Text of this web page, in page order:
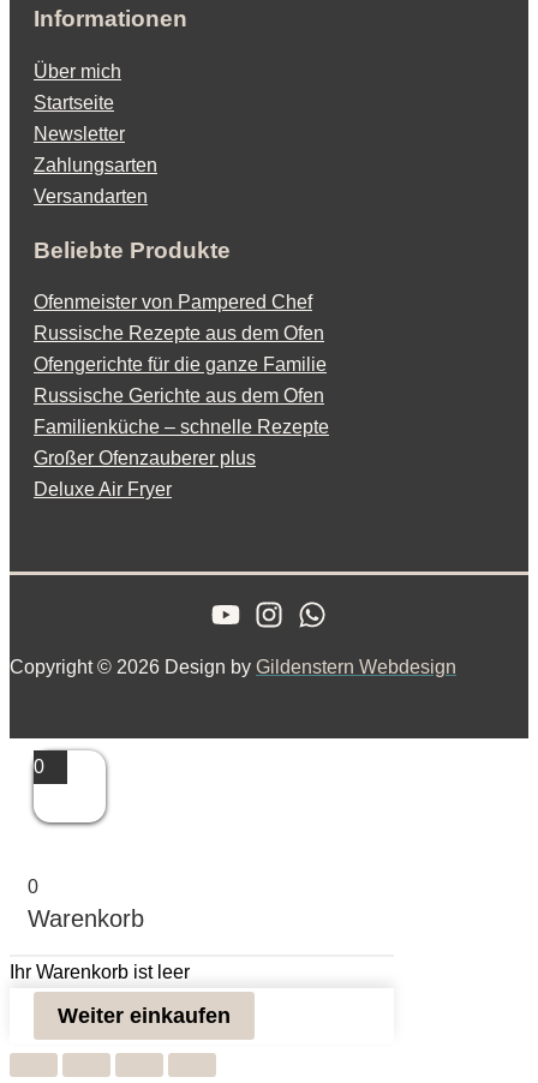
Informationen
Über mich
Startseite
Newsletter
Zahlungsarten
Versandarten
Beliebte Produkte
Ofenmeister von Pampered Chef
Russische Rezepte aus dem Ofen
Ofengerichte für die ganze Familie
Russische Gerichte aus dem Ofen
Familienküche – schnelle Rezepte
Großer Ofenzauberer plus
Deluxe Air Fryer
Copyright © 2026 Design by Gildenstern Webdesign
0
0
Warenkorb
Ihr Warenkorb ist leer
Weiter einkaufen